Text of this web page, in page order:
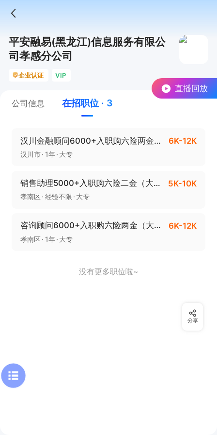
直播回放
平安融易(黑龙江)信息服务有限公
司孝感分公司
企业认证 VIP
公司信息 在招职位 · 3
汉川金融顾问6000+入职购六险两金（大专以上学历） 6K-12K
汉川市 1年 大专
销售助理5000+入职购六险二金（大专以上学历） 5K-10K
孝南区 经验不限 大专
咨询顾问6000+入职购六险两金（大专以上学历） 6K-12K
孝南区 1年 大专
没有更多职位啦~
分享